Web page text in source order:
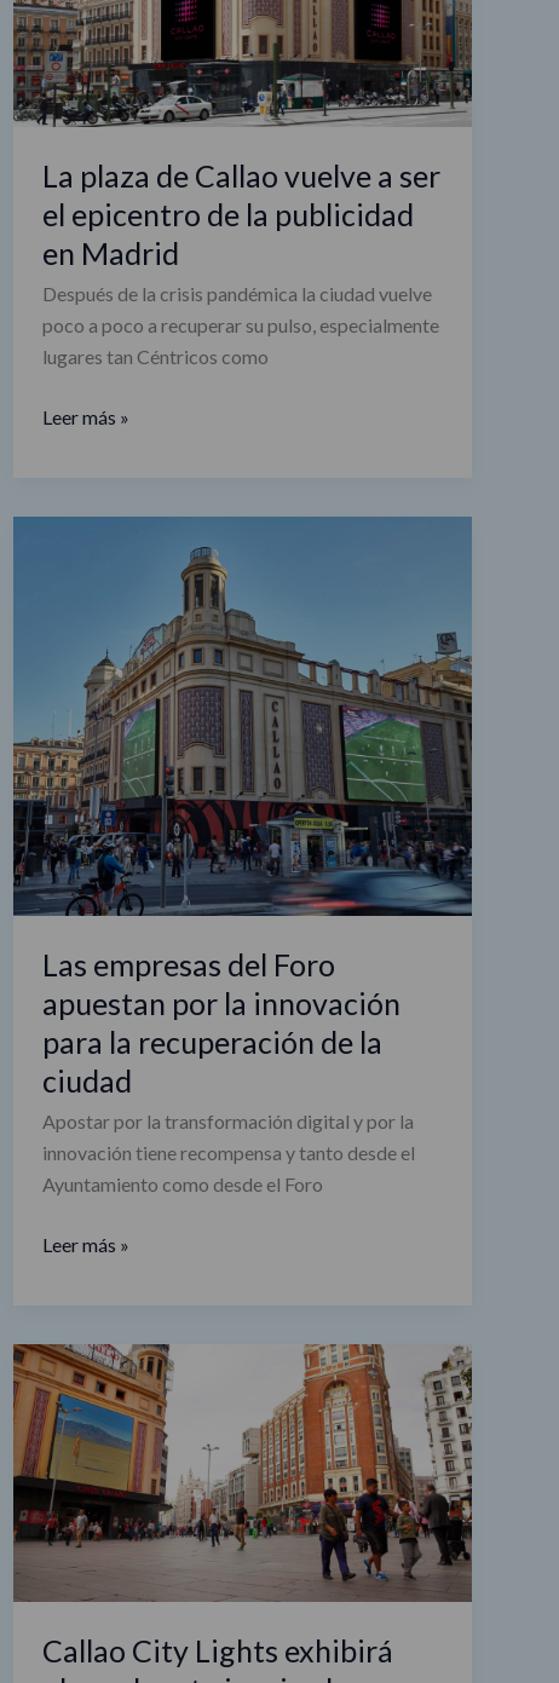
La plaza de Callao vuelve a ser
el epicentro de la publicidad
en Madrid
Después de la crisis pandémica la ciudad vuelve
poco a poco a recuperar su pulso, especialmente
lugares tan Céntricos como
ser
el
epicentro
de
publicidad
en
Madrid
Leer más »
Las empresas del Foro
apuestan por la innovación
para la recuperación de la
ciudad
Apostar por la transformación digital y por la
innovación tiene recompensa y tanto desde el
Ayuntamiento como desde el Foro
apuestan
la
innovación
para
la
recuperación
de
la
Leer más »
Callao City Lights exhibirá
Callao
City
Lights
exhibirá
obras
de
arte
inspiradoras
celebrar